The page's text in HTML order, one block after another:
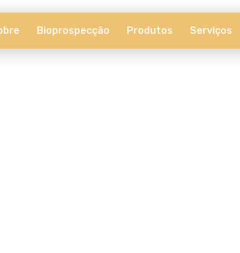
Bioprospecção Produtos Serviços